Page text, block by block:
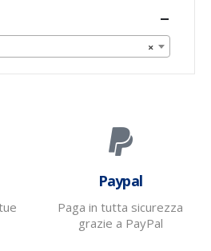
×
Paypal
Paga in tutta sicurezza
grazie a PayPal